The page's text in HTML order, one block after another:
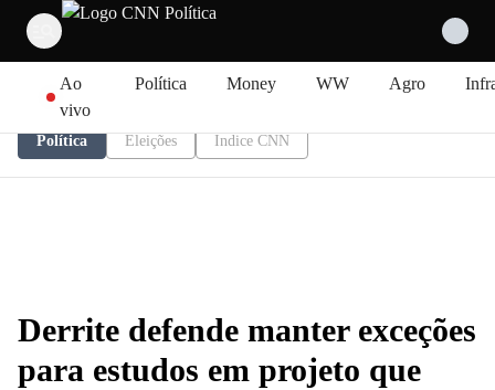
Ao
vivo
Política Money WW Agro
Política Eleições Índice CNN
Derrite defende manter exceções
para estudos em projeto que